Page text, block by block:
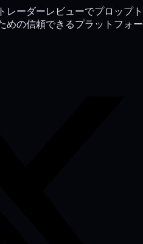
レーダーレビューでプロップ
めの信頼できるプラットフォー